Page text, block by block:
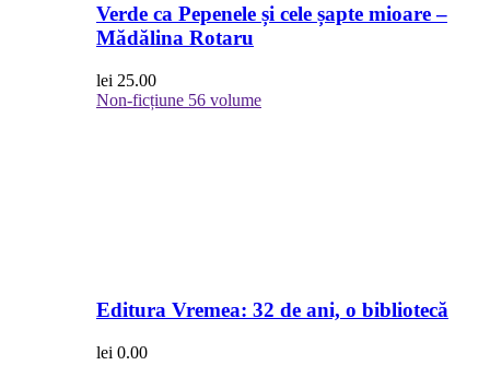
Verde ca Pepenele și cele șapte mioare –
Mădălina Rotaru
lei 25.00
Non-ficțiune 56 volume
Editura Vremea: 32 de ani, o bibliotecă
lei 0.00